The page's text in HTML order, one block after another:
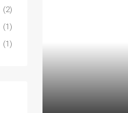
(2)
(1)
(1)